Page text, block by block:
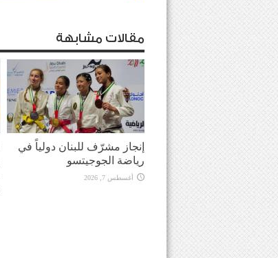
مقالات مشابهة
إنجاز مشرّف للبنان دولياً في
رياضة الجوجيتسو
أغسطس 7, 2026